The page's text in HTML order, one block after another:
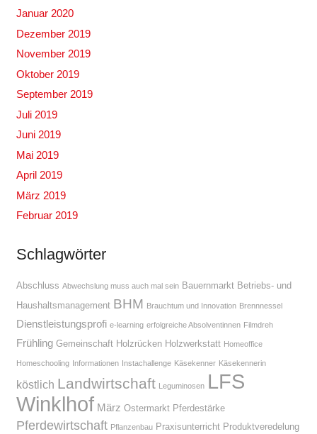
Januar 2020
Dezember 2019
November 2019
Oktober 2019
September 2019
Juli 2019
Juni 2019
Mai 2019
April 2019
März 2019
Februar 2019
Schlagwörter
Abschluss Abwechslung muss auch mal sein Bauernmarkt Betriebs- und
Haushaltsmanagement BHM Brauchtum und Innovation Brennnessel
Dienstleistungsprofi e-learning erfolgreiche Absolventinnen Filmdreh
Frühling Gemeinschaft Holzrücken Holzwerkstatt Homeoffice
Homeschooling Informationen Instachallenge Käsekenner Käsekennerin
köstlich Landwirtschaft Leguminosen LFS
Winklhof März Ostermarkt Pferdestärke
Pferdewirtschaft Pflanzenbau Praxisunterricht Produktveredelung